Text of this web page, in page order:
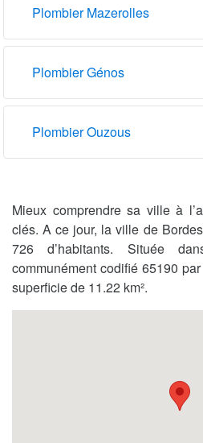
Plombier Mazerolles
Plombier Génos
Plombier Ouzous
Mieux comprendre sa ville à
clés. A ce jour, la ville de
726 d’habitants. Située
communément codifié 65190
superficie de 11.22 km².